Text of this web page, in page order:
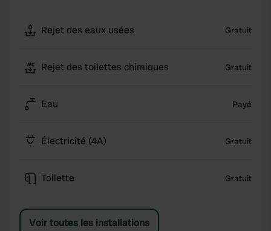
Rejet des eaux usées Gratuit
Rejet des toilettes chimiques Gratuit
Eau Payé
Électricité (4A) Gratuit
Toilette Gratuit
Voir toutes les installations